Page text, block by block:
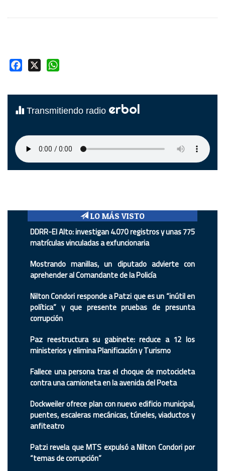
Facebook
Transmitiendo radio erbol
LO MÁS VISTO
DDRR-El Alto: investigan 4.070 registros y unas 775
matrículas vinculadas a exfuncionaria
Mostrando manillas, un diputado advierte con
aprehender al Comandante de la Policía
Nilton Condori responde a Patzi que es un “inútil en
política” y que presente pruebas de presunta
corrupción
Paz reestructura su gabinete: reduce a 12 los
ministerios y elimina Planificación y Turismo
Fallece una persona tras el choque de motocicleta
contra una camioneta en la avenida del Poeta
Dockweiler ofrece plan con nuevo edificio municipal,
puentes, escaleras mecánicas, túneles, viaductos y
anfiteatro
Patzi revela que MTS expulsó a Nilton Condori por
“temas de corrupción”